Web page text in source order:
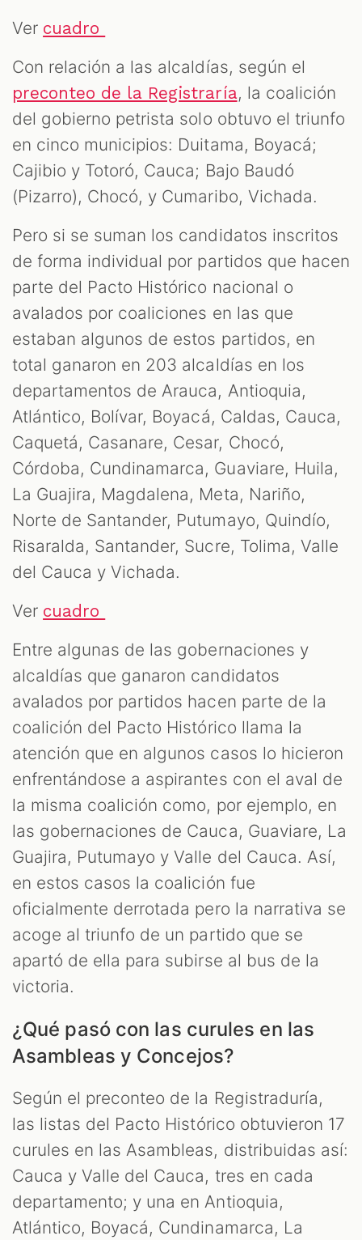
Ver cuadro
Con relación a las alcaldías, según el
preconteo de la Registraría, la coalición
del gobierno petrista solo obtuvo el triunfo
en cinco municipios: Duitama, Boyacá;
Cajibio y Totoró, Cauca; Bajo Baudó
(Pizarro), Chocó, y Cumaribo, Vichada.
Pero si se suman los candidatos inscritos
de forma individual por partidos que hacen
parte del Pacto Histórico nacional o
avalados por coaliciones en las que
estaban algunos de estos partidos, en
total ganaron en 203 alcaldías en los
departamentos de Arauca, Antioquia,
Atlántico, Bolívar, Boyacá, Caldas, Cauca,
Caquetá, Casanare, Cesar, Chocó,
Córdoba, Cundinamarca, Guaviare, Huila,
La Guajira, Magdalena, Meta, Nariño,
Norte de Santander, Putumayo, Quindío,
Risaralda, Santander, Sucre, Tolima, Valle
del Cauca y Vichada.
Ver cuadro
Entre algunas de las gobernaciones y
alcaldías que ganaron candidatos
avalados por partidos hacen parte de la
coalición del Pacto Histórico llama la
atención que en algunos casos lo hicieron
enfrentándose a aspirantes con el aval de
la misma coalición como, por ejemplo, en
las gobernaciones de Cauca, Guaviare, La
Guajira, Putumayo y Valle del Cauca. Así,
en estos casos la coalición fue
oficialmente derrotada pero la narrativa se
acoge al triunfo de un partido que se
apartó de ella para subirse al bus de la
victoria.
¿Qué pasó con las curules en las
Asambleas y Concejos?
Según el preconteo de la Registraduría,
las listas del Pacto Histórico obtuvieron 17
curules en las Asambleas, distribuidas así:
Cauca y Valle del Cauca, tres en cada
departamento; y una en Antioquia,
Atlántico, Boyacá, Cundinamarca, La